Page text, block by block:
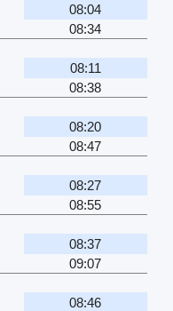
08:04
08:34
08:11
08:38
08:20
08:47
08:27
08:55
08:37
09:07
08:46